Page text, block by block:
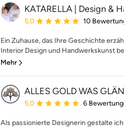
KATARELLA | Design &
Durchschnittliche Bewertung: 5
5,0 10
Ein Zuhause, das Ihre Geschichte
Interior Design und Handwerkskunst
Mehr
ALLES GOLD WAS
Durchschnittliche Bewertung: 5
5,0 6
Als passionierte Designerin gestalte